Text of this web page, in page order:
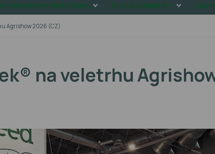
s elektrickým ohradníkem Nosiče a adaptéry
Agrishow 2026 (CZ)
na veletrhu